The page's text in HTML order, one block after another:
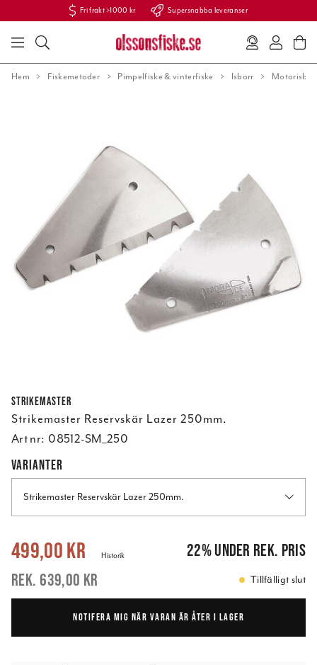
Fri frakt >1000 kr Supersnabba leveranser
Hem Fiskemetoder Pimpelfiske & vinterfiske Isborr
StrikeMaster
Strikemaster Reservskär Lazer 250mm.
Art nr: 08512-SM_250
VARIANTER
Strikemaster Reservskär Lazer 250mm.
Nuvarande pris:499,00 kr 639,00 kr
499,00 kr
639,00 kr
Historik 22%under rek. pris
Tillfälligt slut
NOTIFERA MIG NÄR VARAN ÄR ÅTER I LAGER